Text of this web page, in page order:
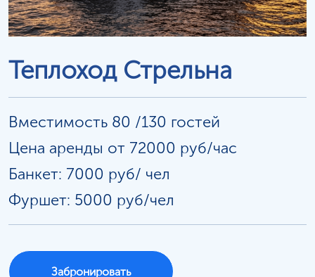
Теплоход Стрельна
Вместимость 80 /130 гостей
Цена аренды от 72000 руб/час
Банкет: 7000 руб/ чел
Фуршет: 5000 руб/чел
Забронировать